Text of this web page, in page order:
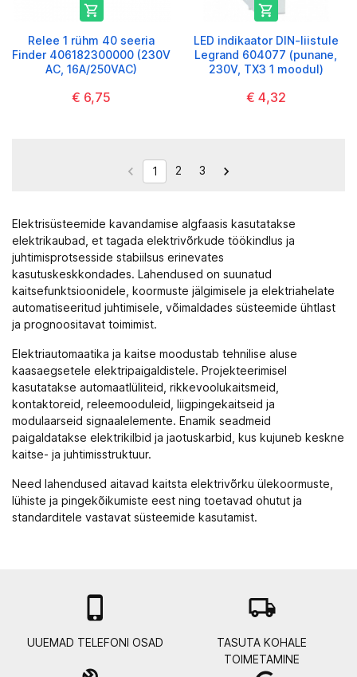

Relee 1 rühm 40 seeria
Finder 406182300000 (230V
AC, 16A/250VAC)
€ 6,75

LED indikaator DIN-liistule
Legrand 604077 (punane,
230V, TX3 1 moodul)
€ 4,32
 1 2 3 
Elektrisüsteemide kavandamise algfaasis kasutatakse
elektrikaubad , et tagada elektrivõrkude töökindlus ja
juhtimisprotsesside stabiilsus erinevates
kasutuskeskkondades. Lahendused on suunatud
kaitsefunktsioonidele, koormuste jälgimisele ja elektriahelate
automatiseeritud juhtimisele, võimaldades süsteemide ühtlast
ja prognoositavat toimimist.
Elektriautomaatika ja kaitse moodustab tehnilise aluse
kaasaegsetele elektripaigaldistele. Projekteerimisel
kasutatakse automaatlüliteid, rikkevoolukaitsmeid,
kontaktoreid, releemooduleid, liigpingekaitseid ja
modulaarseid signaalelemente. Enamik seadmeid
paigaldatakse elektrikilbid ja jaotuskarbid , kus kujuneb keskne
kaitse- ja juhtimisstruktuur.
Need lahendused aitavad kaitsta elektrivõrku ülekoormuste,
lühiste ja pingekõikumiste eest ning toetavad ohutut ja
standarditele vastavat süsteemide kasutamist.

UUEMAD TELEFONI OSAD
local_shipping
TASUTA KOHALE
TOIMETAMINE